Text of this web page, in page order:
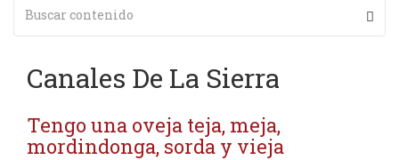
Canales De La Sierra
Tengo una oveja teja, meja,
mordindonga, sorda y vieja